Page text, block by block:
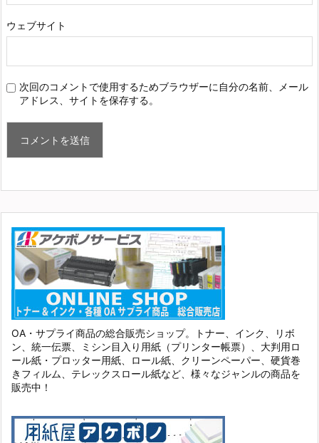
ウェブサイト
次回のコメントで使用するためブラウザーに自分の名前、メール
アドレス、サイトを保存する。
OA・サプライ商品の総合販売ショップ。トナー、インク、リボ
ン、統一伝票、ミシン目入り用紙（プリンター帳票）、大判用ロ
ール紙・プロッター用紙、ロール紙、クリーンペーパー、硬貨巻
きフィルム、テレックスロール紙など、様々なジャンルの商品を
販売中！